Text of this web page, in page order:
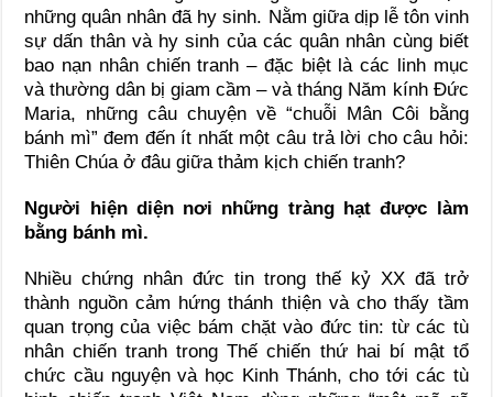
những quân nhân đã hy sinh. Nằm giữa dịp lễ tôn vinh
sự dấn thân và hy sinh của các quân nhân cùng biết
bao nạn nhân chiến tranh – đặc biệt là các linh mục
và thường dân bị giam cầm – và tháng Năm kính Đức
Maria, những câu chuyện về “chuỗi Mân Côi bằng
bánh mì” đem đến ít nhất một câu trả lời cho câu hỏi:
Thiên Chúa ở đâu giữa thảm kịch chiến tranh?
Người hiện diện nơi những tràng hạt được làm
bằng bánh mì.
Nhiều chứng nhân đức tin trong thế kỷ XX đã trở
thành nguồn cảm hứng thánh thiện và cho thấy tầm
quan trọng của việc bám chặt vào đức tin: từ các tù
nhân chiến tranh trong Thế chiến thứ hai bí mật tổ
chức cầu nguyện và học Kinh Thánh, cho tới các tù